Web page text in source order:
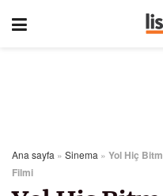
Ana sayfa » Sinema » Yol Hiç
Filmi